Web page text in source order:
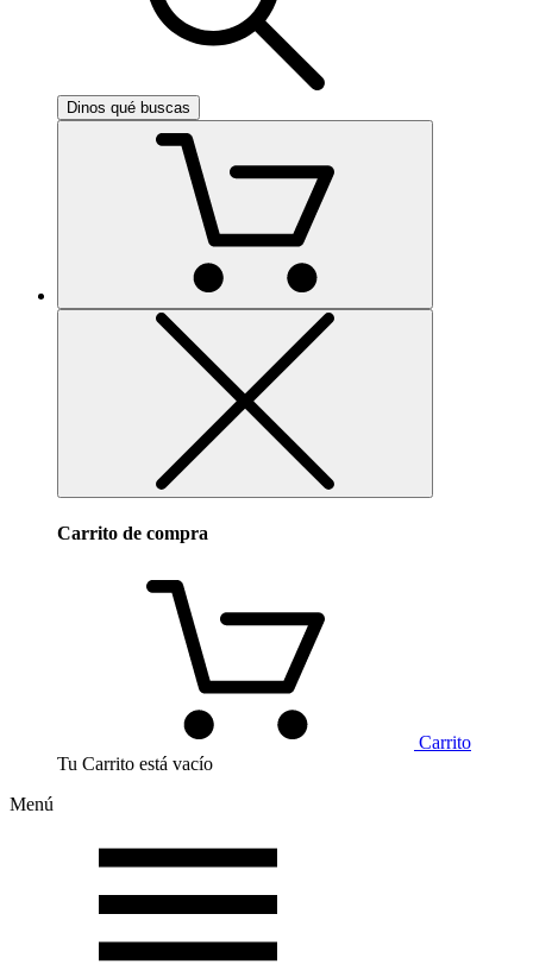
Dinos qué buscas
Carrito de compra
Carrito
Tu Carrito está vacío
Menú